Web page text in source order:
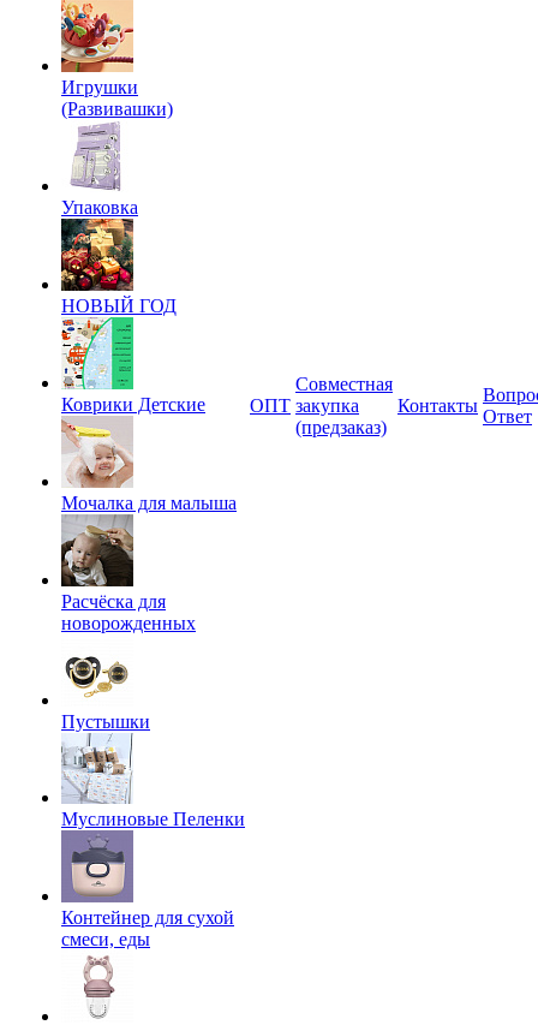
Игрушки
(Развивашки)
Упаковка
НОВЫЙ ГОД
Коврики Детские
Мочалка для малыша
Расчёска для
новорожденных
Пустышки
Муслиновые Пеленки
Контейнер для сухой
смеси, еды
ОПТ
Совместная
закупка
(предзаказ)
Контакты
Ответ